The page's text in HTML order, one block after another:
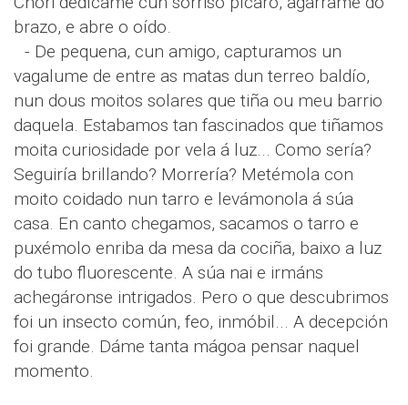
brazo, e abre o oído.
- De pequena, cun amigo, capturamos un
vagalume de entre as matas dun terreo baldío,
nun dous moitos solares que tiña ou meu barrio
daquela. Estabamos tan fascinados que tiñamos
moita curiosidade por vela á luz... Como sería?
Seguiría brillando? Morrería? Metémola con
moito coidado nun tarro e levámonola á súa
casa. En canto chegamos, sacamos o tarro e
puxémolo enriba da mesa da cociña, baixo a luz
do tubo fluorescente. A súa nai e irmáns
achegáronse intrigados. Pero o que descubrimos
foi un insecto común, feo, inmóbil... A decepción
foi grande. Dáme tanta mágoa pensar naquel
momento.